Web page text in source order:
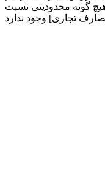
گونه محدودیتی نسبت